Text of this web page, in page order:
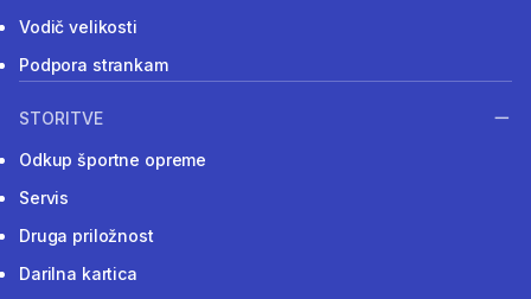
Vodič velikosti
Podpora strankam
STORITVE
Odkup športne opreme
Servis
Druga priložnost
Darilna kartica